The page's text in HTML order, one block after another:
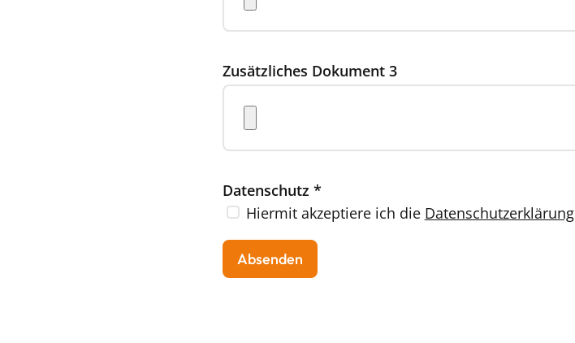
Zusätzliches Dokument 3
Datenschutz *
Hiermit akzeptiere ich die Datenschutzerklärung